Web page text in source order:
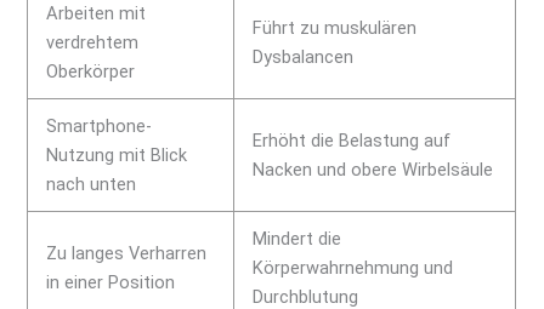
Arbeiten mit
verdrehtem
Oberkörper
Führt zu muskulären
Dysbalancen
Smartphone-
Nutzung mit Blick
nach unten
Erhöht die Belastung auf
Nacken und obere Wirbelsäule
Zu langes Verharren
in einer Position
Mindert die
Körperwahrnehmung und
Durchblutung